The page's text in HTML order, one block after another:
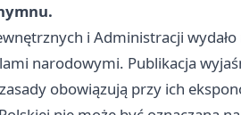
i Administracji
narodowymi. Publikacja
obowiązują przy ich